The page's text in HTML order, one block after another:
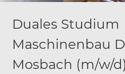
Duales Studium
Maschinenbau
Mosbach (m/w/